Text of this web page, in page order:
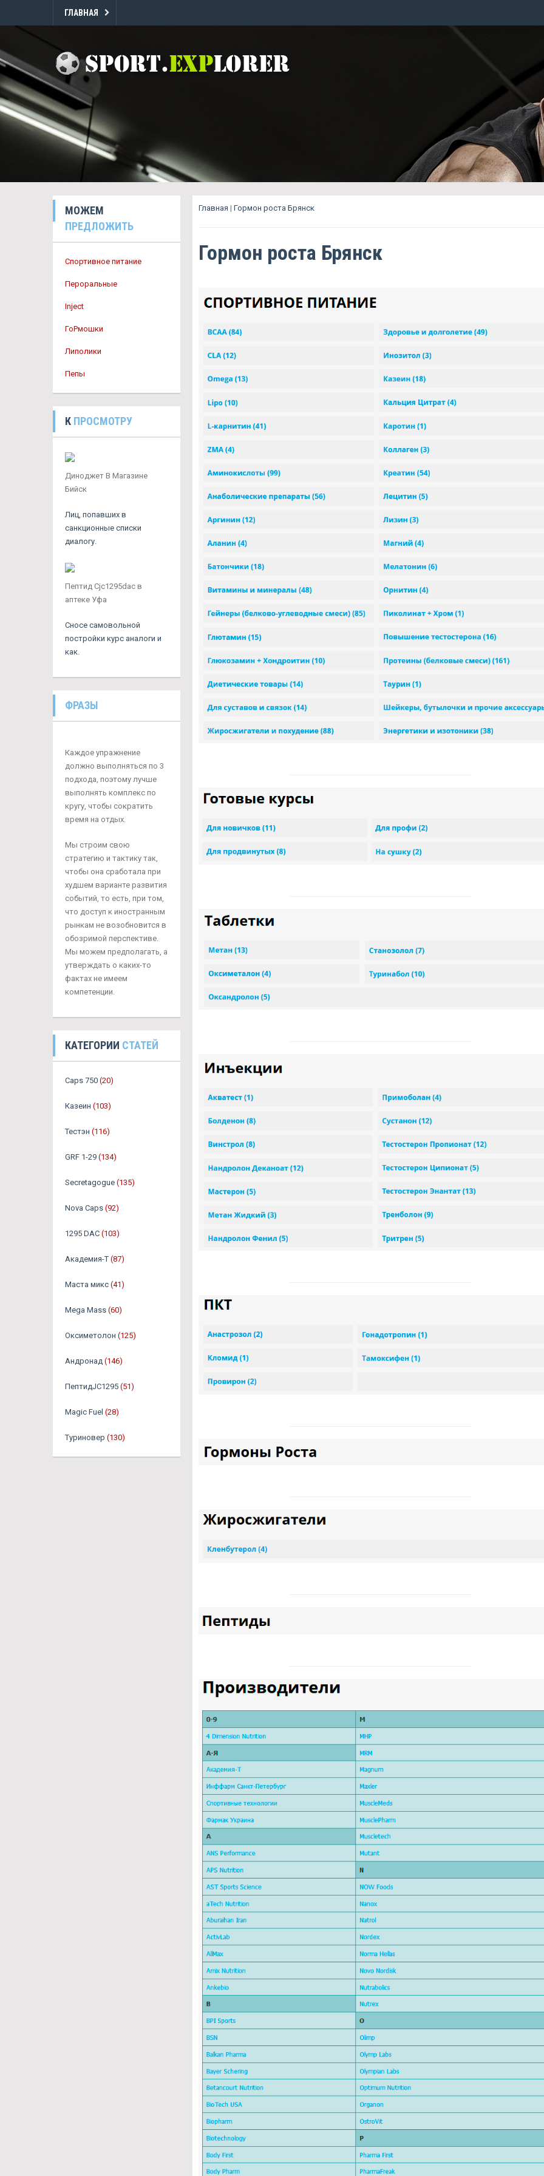
ГЛАВНАЯ
МОЖЕМ
ПРЕДЛОЖИТЬ
Спортивное питание
Пероральные
Inject
ГоРмошки
Липолики
Пепы
К ПРОСМОТРУ
Диноджет В Магазине
Бийск
Лиц, попавших в
санкционные списки
диалогу.
Пептид Cjc1295dac в
аптеке Уфа
Сносе самовольной
постройки курс аналоги и
как.
ФРАЗЫ
Каждое упражнение
должно выполняться по 3
подхода, поэтому лучше
выполнять комплекс по
кругу, чтобы сократить
время на отдых.
Мы строим свою
стратегию и тактику так,
чтобы она сработала при
худшем варианте развития
событий, то есть, при том,
что доступ к иностранным
рынкам не возобновится в
обозримой перспективе.
Мы можем предполагать, а
утверждать о каких-то
фактах не имеем
компетенции.
КАТЕГОРИИ СТАТЕЙ
Caps 750 (20)
Казеин (103)
Тестэн (116)
GRF 1-29 (134)
Secretagogue (135)
Nova Caps (92)
1295 DAC (103)
Академия-Т (87)
Маста микс (41)
Mega Mass (60)
Оксиметолон (125)
Андронад (146)
ПептидJC1295 (51)
Magic Fuel (28)
Туриновер (130)
Главная | Гормон роста Брянск
Гормон роста Брянск